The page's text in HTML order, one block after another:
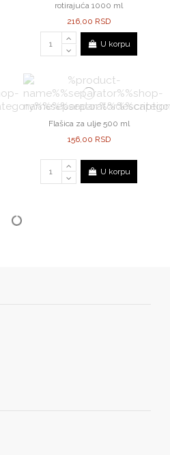
rotirajuća 1000 ml
216,00 RSD
U korpu
Flašica za ulje 500 ml
156,00 RSD
U korpu